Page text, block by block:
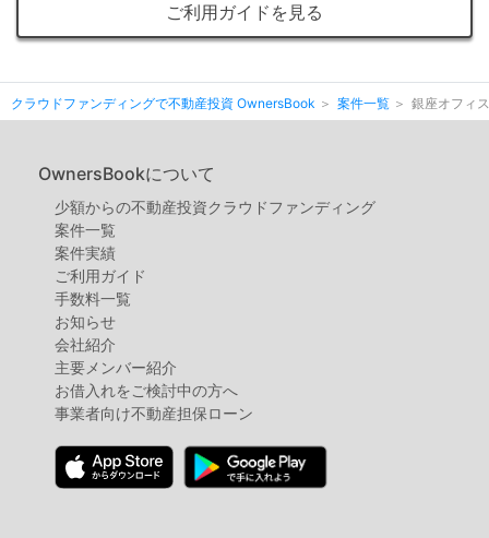
ご利用ガイドを見る
クラウドファンディングで不動産投資 OwnersBook 案件一覧 銀座オフィ
OwnersBookについて
少額からの不動産投資クラウドファンディング
案件⼀覧
案件実績
ご利用ガイド
手数料一覧
お知らせ
会社紹介
主要メンバー紹介
お借入れをご検討中の方へ
事業者向け不動産担保ローン